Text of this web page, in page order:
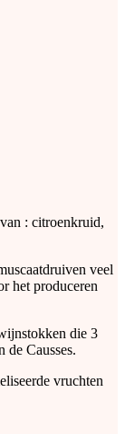
: citroenkruid,
veel
het produceren
die 3
de Causses.
vruchten